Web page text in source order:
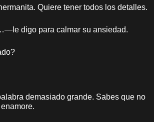
Quiere tener todos los detalles.
digo para calmar su ansiedad.
demasiado grande. Sabes que no